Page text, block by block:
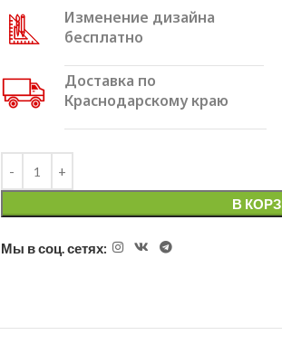
Изменение дизайна
бесплатно
Доставка по
Краснодарскому краю
В
Мы в соц. сетях: